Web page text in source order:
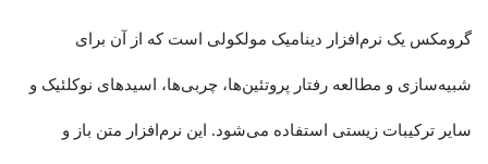
گرومکس یک نرم‌افزار دینامیک مولکولی است که از آن برای
شبیه‌سازی و مطالعه رفتار پروتئین‌ها، چربی‌ها، اسیدهای نوکلئیک و
سایر ترکیبات زیستی استفاده می‌شود. این نرم‌افزار متن باز و